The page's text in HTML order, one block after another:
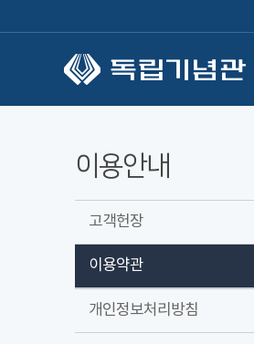
이용안내
고객헌장
이용약관
개인정보처리방침